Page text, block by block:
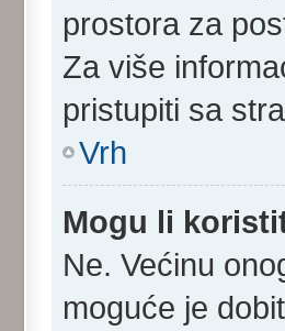
prostora za
Za više
pristupiti sa
Vrh
Mogu li
Ne. Većinu
moguće je